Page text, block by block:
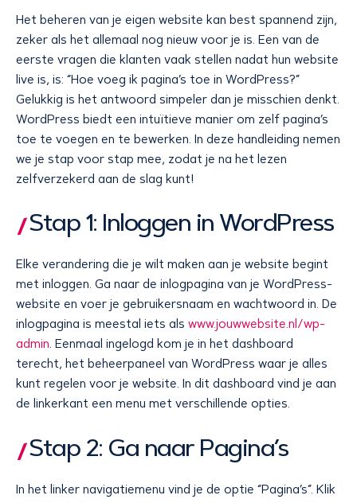
Het beheren van je eigen website kan best spannend zijn,
zeker als het allemaal nog nieuw voor je is. Een van de
eerste vragen die klanten vaak stellen nadat hun website
live is, is: “Hoe voeg ik pagina’s toe in WordPress?”
Gelukkig is het antwoord simpeler dan je misschien denkt.
WordPress biedt een intuïtieve manier om zelf pagina’s
toe te voegen en te bewerken. In deze handleiding nemen
we je stap voor stap mee, zodat je na het lezen
zelfverzekerd aan de slag kunt!
Stap 1: Inloggen in WordPress
Elke verandering die je wilt maken aan je website begint
met inloggen. Ga naar de inlogpagina van je WordPress-
website en voer je gebruikersnaam en wachtwoord in. De
inlogpagina is meestal iets als www.jouwwebsite.nl/wp-
admin. Eenmaal ingelogd kom je in het dashboard
terecht, het beheerpaneel van WordPress waar je alles
kunt regelen voor je website. In dit dashboard vind je aan
de linkerkant een menu met verschillende opties.
Stap 2: Ga naar Pagina’s
In het linker navigatiemenu vind je de optie “Pagina’s”. Klik